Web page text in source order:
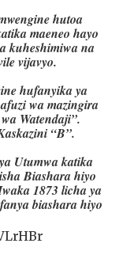
hutoa
maeneo hayo
kuheshimiwa na
vijavyo.
hufanyika ya
wa mazingira
Watendaji”.
“B”.
Utumwa katika
Biashara hiyo
1873 licha ya
biashara hiyo